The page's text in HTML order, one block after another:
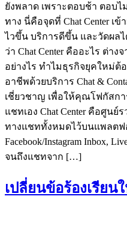
ยังพลาด เพราะตอบช้า ตอบ
ทาง นี่คือจุดที่ Chat Center เ
ไวขึ้น บริการดีขึ้น และวัดผล
ว่า Chat Center คืออะไร ต่างจ
อย่างไร ทำไมธุรกิจยุคใหม่
อาชีพด้วยบริการ Chat &
เชี่ยวชาญ เพื่อให้คุณโฟกัสก
แชทเอง Chat Center คือศูน
ทางแชททั้งหมดไว้บนแพลตฟ
Facebook/Instagram Inbox,
จนถึงแชทจาก […]
เปลี่ยนข้อร้องเรียน